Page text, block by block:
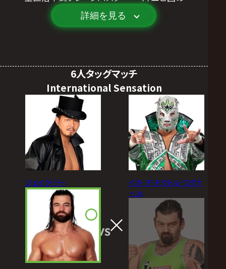
詳細を見る
6人タッグマッチ
International Sensation
ジェイク・リー
VS
イホ･デ･ドクトル･ワグナ
ーJr.